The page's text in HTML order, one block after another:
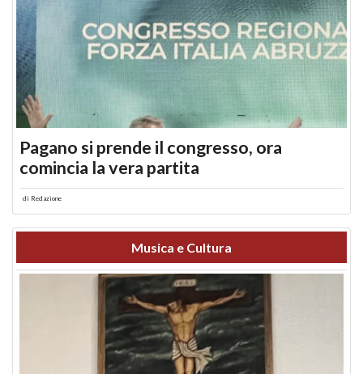
Pagano si prende il congresso, ora
comincia la vera partita
di Redazione
Musica e Cultura